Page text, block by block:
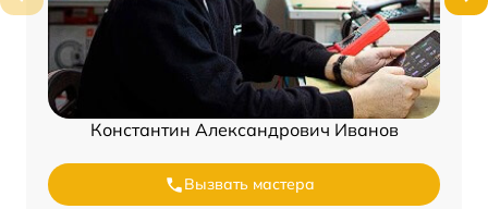
Константин Александрович Иванов
Вызвать мастера